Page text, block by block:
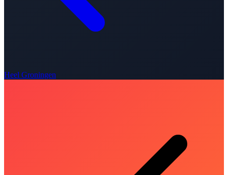
Heel Groningen